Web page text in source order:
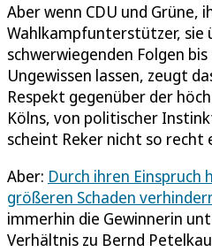
Aber wenn CDU und Grüne,
Wahlkampfunterstützer, sie
schwerwiegenden Folgen
Ungewissen lassen, zeugt
Respekt gegenüber der
Kölns, von politischer
scheint Reker nicht so recht
Aber: Durch ihren Einspruch
größeren Schaden
immerhin die Gewinnerin
Verhältnis zu Bernd